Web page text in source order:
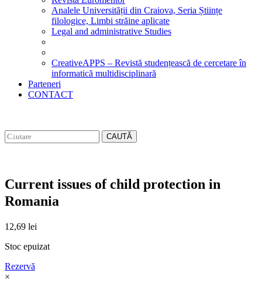
Analele Universității din Craiova, Seria Științe
filologice, Limbi străine aplicate
Legal and administrative Studies
CreativeAPPS – Revistă studențească de cercetare în
informatică multidisciplinară
Parteneri
CONTACT
CAUTĂ
Current issues of child protection in
Romania
12,69 lei
Stoc epuizat
Rezervă
×